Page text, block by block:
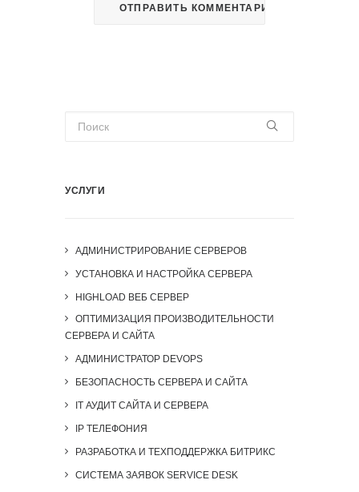
УСЛУГИ
АДМИНИСТРИРОВАНИЕ СЕРВЕРОВ
УСТАНОВКА И НАСТРОЙКА СЕРВЕРА
HIGHLOAD ВЕБ СЕРВЕР
ОПТИМИЗАЦИЯ ПРОИЗВОДИТЕЛЬНОСТИ
СЕРВЕРА И САЙТА
АДМИНИСТРАТОР DEVOPS
БЕЗОПАСНОСТЬ СЕРВЕРА И САЙТА
IT АУДИТ САЙТА И СЕРВЕРА
IP ТЕЛЕФОНИЯ
РАЗРАБОТКА И ТЕХПОДДЕРЖКА БИТРИКС
СИСТЕМА ЗАЯВОК SERVICE DESK